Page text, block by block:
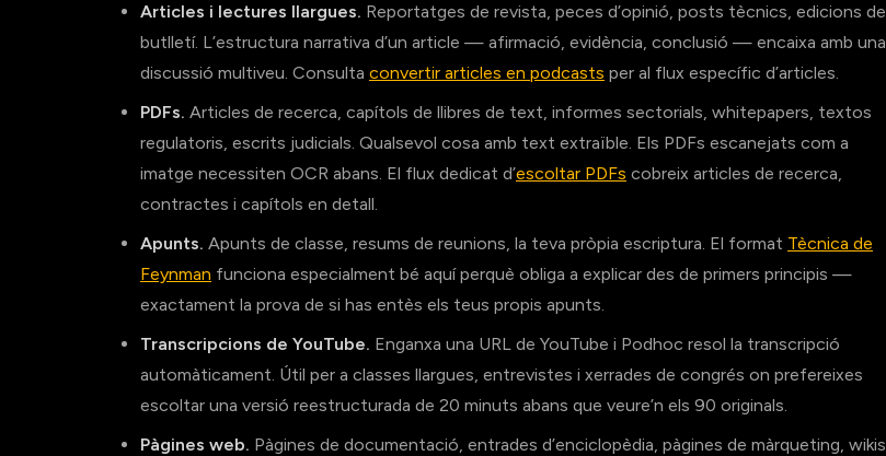
Articles i lectures llargues. Reportatges de revista, peces d’opinió, posts tècnics, edicions de
butlletí. L’estructura narrativa d’un article — afirmació, evidència, conclusió — encaixa amb una
discussió multiveu. Consulta convertir articles en podcasts per al flux específic d’articles.
PDFs. Articles de recerca, capítols de llibres de text, informes sectorials, whitepapers, textos
regulatoris, escrits judicials. Qualsevol cosa amb text extraïble. Els PDFs escanejats com a
imatge necessiten OCR abans. El flux dedicat d’escoltar PDFs cobreix articles de recerca,
contractes i capítols en detall.
Apunts. Apunts de classe, resums de reunions, la teva pròpia escriptura. El format Tècnica de
Feynman funciona especialment bé aquí perquè obliga a explicar des de primers principis —
exactament la prova de si has entès els teus propis apunts.
Transcripcions de YouTube. Enganxa una URL de YouTube i Podhoc resol la transcripció
automàticament. Útil per a classes llargues, entrevistes i xerrades de congrés on prefereixes
escoltar una versió reestructurada de 20 minuts abans que veure’n els 90 originals.
Pàgines web. Pàgines de documentació, entrades d’enciclopèdia, pàgines de màrqueting, wikis